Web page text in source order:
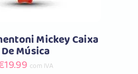
Mickey Caixa
De Música
19.99 com IVA